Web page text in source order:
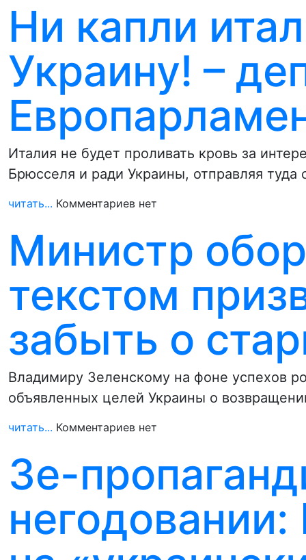
Ни капли
Украину! –
Италия не будет проливать кровь за
Брюсселя и ради Украины, отправляя туда
читать... Комментариев нет
Министр
текстом
забыть о
Владимиру Зеленскому на фоне успехов
объявленных целей Украины о
читать... Комментариев нет
Зе-